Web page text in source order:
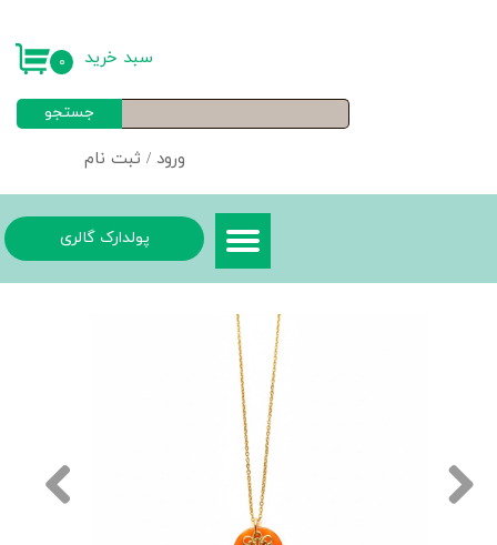
ورود / ثبت نام
خروج از حساب کاربری
جستجو
۰ سبد خرید
پولدارک گالری